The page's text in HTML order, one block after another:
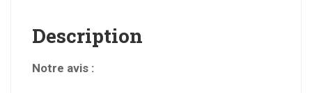
Description
Notre avis :